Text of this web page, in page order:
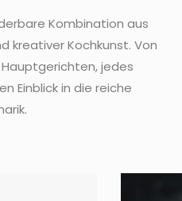
Kombination aus
kreativer Kochkunst. Von
jedes
Einblick in die reiche